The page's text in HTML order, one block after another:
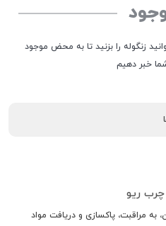
زنگوله را بزنید تا به محض موجود
خبر دهیم
ریو
مراقبت، پاکسازی و دریافت مواد